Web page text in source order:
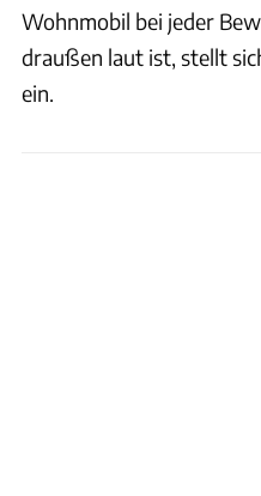
Wohnmobil bei jeder
draußen laut ist, stellt
ein.